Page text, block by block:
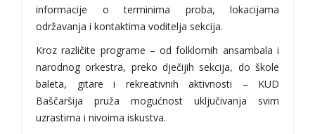
informacije o terminima proba, lokacijama
održavanja i kontaktima voditelja sekcija.
Kroz različite programe – od folklornih ansambala i
narodnog orkestra, preko dječijih sekcija, do škole
baleta, gitare i rekreativnih aktivnosti – KUD
Baščaršija pruža mogućnost uključivanja svim
uzrastima i nivoima iskustva.